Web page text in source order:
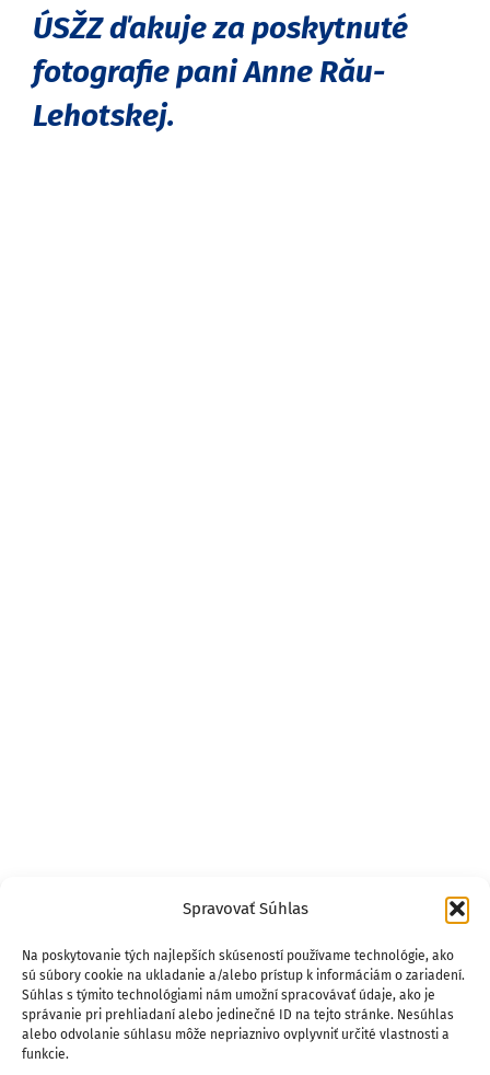
Spravovať Súhlas
Na poskytovanie tých najlepších skúseností používame technológie, ako
sú súbory cookie na ukladanie a/alebo prístup k informáciám o zariadení.
Súhlas s týmito technológiami nám umožní spracovávať údaje, ako je
správanie pri prehliadaní alebo jedinečné ID na tejto stránke. Nesúhlas
alebo odvolanie súhlasu môže nepriaznivo ovplyvniť určité vlastnosti a
funkcie.
ÚSŽZ ďakuje za poskytnuté
fotografie pani Anne Rău-
Lehotskej.